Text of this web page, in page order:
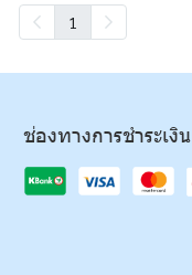
1
ช่องทางการชำระเงิน